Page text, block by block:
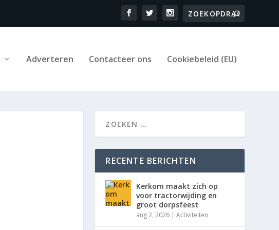
Adverteren Contacteer ons Cookiebeleid (EU)
RECENTE BERICHTEN
Kerkom maakt zich op
voor tractorwijding en
groot dorpsfeest
aug 2, 2026 |Activiteiten